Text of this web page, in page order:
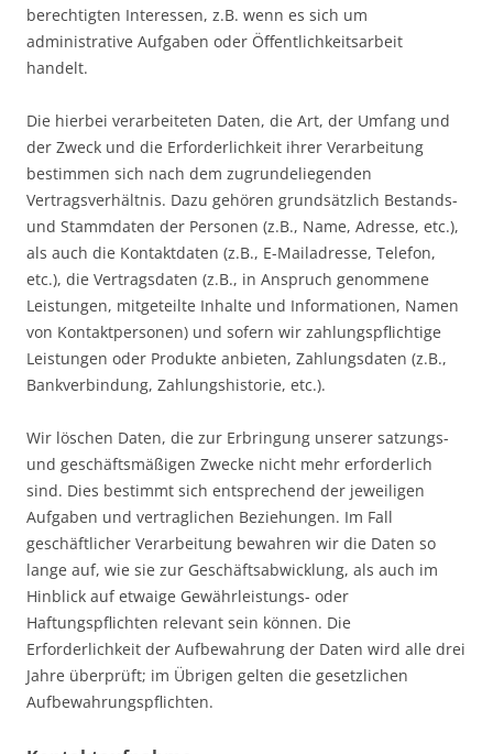
berechtigten Interessen, z.B. wenn es sich um
administrative Aufgaben oder Öffentlichkeitsarbeit
handelt.
Die hierbei verarbeiteten Daten, die Art, der Umfang und
der Zweck und die Erforderlichkeit ihrer Verarbeitung
bestimmen sich nach dem zugrundeliegenden
Vertragsverhältnis. Dazu gehören grundsätzlich Bestands-
und Stammdaten der Personen (z.B., Name, Adresse, etc.),
als auch die Kontaktdaten (z.B., E-Mailadresse, Telefon,
etc.), die Vertragsdaten (z.B., in Anspruch genommene
Leistungen, mitgeteilte Inhalte und Informationen, Namen
von Kontaktpersonen) und sofern wir zahlungspflichtige
Leistungen oder Produkte anbieten, Zahlungsdaten (z.B.,
Bankverbindung, Zahlungshistorie, etc.).
Wir löschen Daten, die zur Erbringung unserer satzungs-
und geschäftsmäßigen Zwecke nicht mehr erforderlich
sind. Dies bestimmt sich entsprechend der jeweiligen
Aufgaben und vertraglichen Beziehungen. Im Fall
geschäftlicher Verarbeitung bewahren wir die Daten so
lange auf, wie sie zur Geschäftsabwicklung, als auch im
Hinblick auf etwaige Gewährleistungs- oder
Haftungspflichten relevant sein können. Die
Erforderlichkeit der Aufbewahrung der Daten wird alle drei
Jahre überprüft; im Übrigen gelten die gesetzlichen
Aufbewahrungspflichten.